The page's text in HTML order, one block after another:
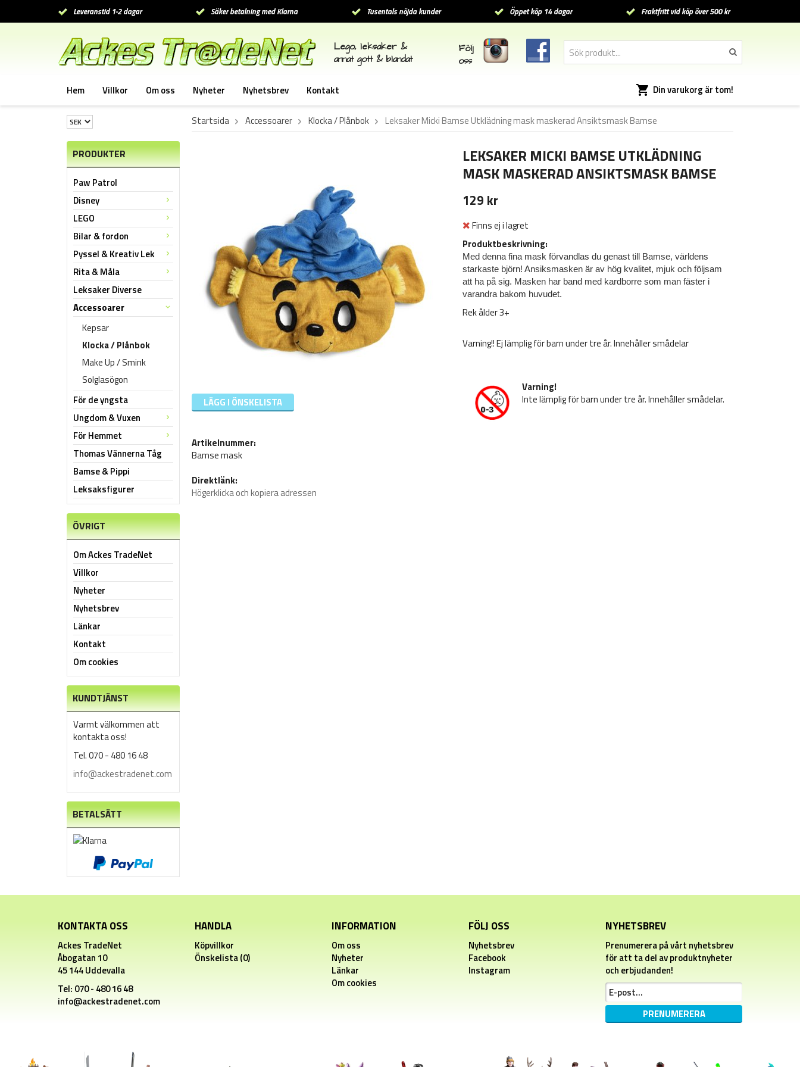
Leveranstid 1-2 dagar Säker betalning med Klarna Tusentals nöjda kunder Öppet köp 14 dagar Fraktfritt vid köp över 500 kr
Lego, leksaker &
annat gott & blandat
Följ
oss
Hem Villkor Om oss Nyheter Nyhetsbrev Kontakt Din varukorg är tom!
PRODUKTER
Paw Patrol
Disney
LEGO
Bilar & fordon
Pyssel & Kreativ Lek
Rita & Måla
Leksaker Diverse
Accessoarer
Kepsar
Klocka / Plånbok
Make Up / Smink
Solglasögon
För de yngsta
Ungdom & Vuxen
För Hemmet
Thomas Vännerna Tåg
Bamse & Pippi
Leksaksfigurer
ÖVRIGT
Om Ackes TradeNet
Villkor
Nyheter
Nyhetsbrev
Länkar
Kontakt
Om cookies
KUNDTJÄNST
Varmt välkommen att
kontakta oss!
Tel. 070 - 480 16 48
info@ackestradenet.com
BETALSÄTT
Startsida Accessoarer Klocka / Plånbok Leksaker Micki Bamse Utklädning mask maskerad Ansiktsmask Bamse
LEKSAKER MICKI BAMSE UTKLÄDNING
MASK MASKERAD ANSIKTSMASK BAMSE
129 kr
Finns ej i lagret
Produktbeskrivning:
Med denna fina mask förvandlas du genast till Bamse, världens
starkaste björn! Ansiksmasken är av hög kvalitet, mjuk och följsam
att ha på sig. Masken har band med kardborre som man fäster i
varandra bakom huvudet.
Rek ålder 3+
Varning!! Ej lämplig för barn under tre år. Innehåller smådelar
Varning!
Inte lämplig för barn under tre år. Innehåller smådelar.
LÄGG I ÖNSKELISTA
Artikelnummer:
Bamse mask
Direktlänk:
Högerklicka och kopiera adressen
KONTAKTA OSS
Ackes TradeNet
Åbogatan 10
45 144 Uddevalla
Tel: 070 - 480 16 48
info@ackestradenet.com
HANDLA
Köpvillkor
Önskelista (0)
INFORMATION
Om oss
Nyheter
Länkar
Om cookies
FÖLJ OSS
Nyhetsbrev
Facebook
Instagram
NYHETSBREV
Prenumerera på vårt nyhetsbrev
för att ta del av produktnyheter
och erbjudanden!
PRENUMERERA